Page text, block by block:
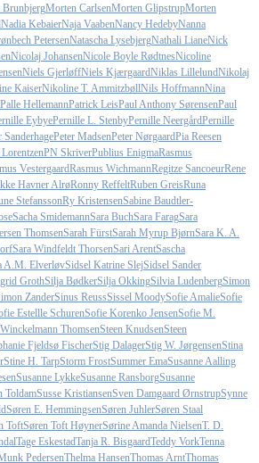
Morten CarlsenMorten GlipstrupMorten
Nadia KebaierNaja VaabenNancy HedebyNanna
PetersenNatascha LysebjergNathali LianeNick
Nicolaj JohansenNicole Boyle RødtnesNicoline
Niels GjerløffNiels KjærgaardNiklas LillelundNikolaj
KaiserNikoline T. AmmitzbøllNils HoffmannNina
Palle HellemannPatrick LeisPaul Anthony SørensenPaul
EybyePernille L. StenbyPernille NeergårdPernille
SanderhagePeter MadsenPeter NørgaardPia Reesen
PN SkriverPublius EnigmaRasmus
VestergaardRasmus WichmannRegitze SancoeurRene
Havner AlrøRonny ReffeltRuben GreisRuna
StefanssonRy KristensenSabine Baudtler-
Sacha SmidemannSara BuchSara FaragSara
ThomsenSarah FürstSarah Myrup BjørnSara K. A.
Sara Windfeldt ThorsenSari ArentSascha
A.M. ElverløvSidsel Katrine SlejSidsel Sander
GrothSilja BødkerSilja OkkingSilvia LudenbergSimon
ZanderSinus ReussSissel MoodySofie AmalieSofie
Estellle SchurenSofie Korenko JensenSofie M.
ThomsenSteen KnudsenSteen
Fjeldsø FischerStig DalagerStig W. JørgensenStina
Stine H. TarpStorm FrostSummer EmaSusanne Aalling
Susanne LykkeSusanne RansborgSusanne
ToldamSusse KristiansenSven Damgaard ØrnstrupSynne
Søren E. HemmingsenSøren JuhlerSøren Staal
ToftSøren Toft HøynerSørine Amanda NielsenT. D.
Tage EskestadTanja R. BisgaardTeddy VorkTenna
PedersenThelma HansenThomas ArntThomas